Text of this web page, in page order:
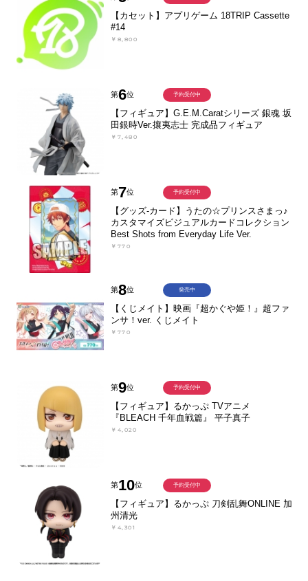
【カセット】アプリゲーム 18TRIP Cassette
#14
￥8,800
第6位
【フィギュア】G.E.M.Caratシリーズ 銀魂 坂
田銀時Ver.攘夷志士 完成品フィギュア
￥7,480
予約受付中
第7位
【グッズ-カード】うたの☆プリンスさまっ♪
カスタマイズビジュアルカードコレクション
Best Shots from Everyday Life Ver.
￥770
予約受付中
第8位
【くじメイト】映画『超かぐや姫！』超ファ
ンサ！ver. くじメイト
￥770
発売中
第9位
【フィギュア】るかっぷ TVアニメ
『BLEACH 千年血戦篇』 平子真子
￥4,020
予約受付中
第10位
【フィギュア】るかっぷ 刀剣乱舞ONLINE 加
州清光
￥4,301
予約受付中